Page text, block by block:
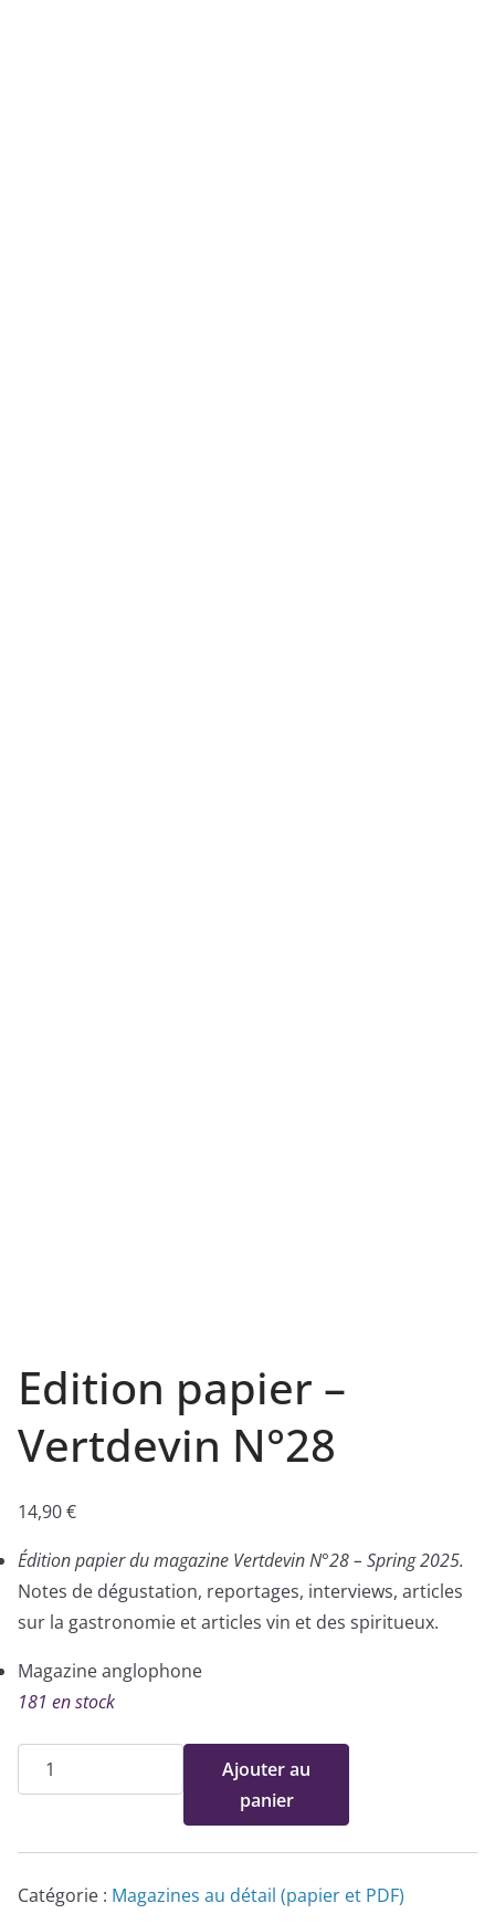
Edition papier –
Vertdevin N°28
14,90€
Édition papier du magazine Vertdevin N°28 – Spring 2025.
Notes de dégustation, reportages, interviews, articles
sur la gastronomie et articles vin et des spiritueux.
Magazine anglophone
181 en stock
quantité
de
papier
Vertdevin
Ajouter au
panier
Catégorie : Magazines au détail (papier et PDF)